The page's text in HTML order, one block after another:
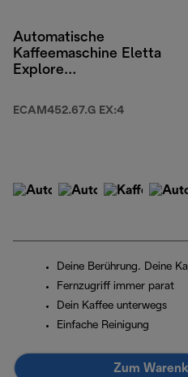
Automatische
Kaffeemaschine Eletta
Explore
ECAM452.67.G EX:4
Deine Berührung. Deine
Fernzugriff immer parat
Dein Kaffee unterwegs
Einfache Reinigung
Zum